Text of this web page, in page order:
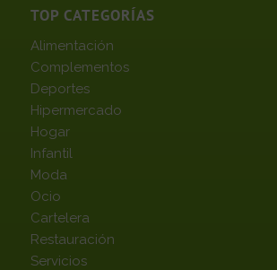
TOP CATEGORÍAS
Alimentación
Complementos
Deportes
Hipermercado
Hogar
Infantil
Moda
Ocio
Cartelera
Restauración
Servicios